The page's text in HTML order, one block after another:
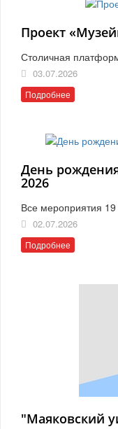
Проект
Столичная
03.07.2026
Подробнее
День
2026
Все мероприятия
02.07.2026
Подробнее
"Маяковский